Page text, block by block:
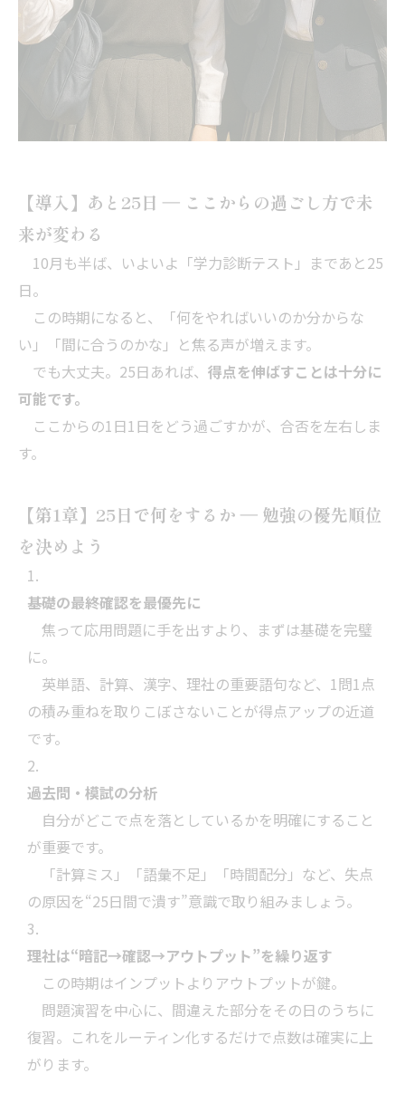
【導入】あと25日 ― ここからの過ごし方で未
来が変わる
10月も半ば、いよいよ「学力診断テスト」まであと25
日。
この時期になると、「何をやればいいのか分からな
い」「間に合うのかな」と焦る声が増えます。
でも大丈夫。25日あれば、 得点を伸ばすことは十分に
可能です。
ここからの1日1日をどう過ごすかが、合否を左右しま
す。
【第1章】25日で何をするか ― 勉強の優先順位
を決めよう
基礎の最終確認を最優先に
焦って応用問題に手を出すより、まずは基礎を完璧
に。
英単語、計算、漢字、理社の重要語句など、1問1点
の積み重ねを取りこぼさないことが得点アップの近道
です。
過去問・模試の分析
自分がどこで点を落としているかを明確にすること
が重要です。
「計算ミス」「語彙不足」「時間配分」など、失点
の原因を“25日間で潰す”意識で取り組みましょう。
理社は“暗記→確認→アウトプット”を繰り返す
この時期はインプットよりアウトプットが鍵。
問題演習を中心に、間違えた部分をその日のうちに
復習。これをルーティン化するだけで点数は確実に上
がります。